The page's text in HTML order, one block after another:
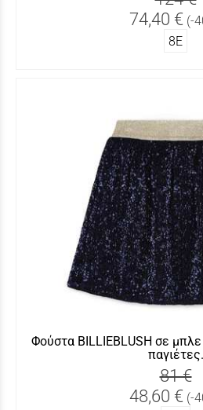
74,40 € (-
8Ε
Φούστα BILLIEBLUSH σε
παγιέτες.
81 €
48,60 € (-